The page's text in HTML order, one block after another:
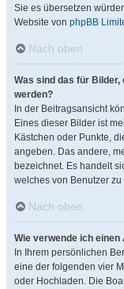
Sie es übersetzen
Website von phpBB
Nach oben
Was sind das für
werden?
In der Beitragsansicht
Eines dieser Bilder ist
Kästchen oder Punkte,
angeben. Das andere,
bezeichnet. Es handelt
welches von Benutzer
Nach oben
Wie verwende ich einen
In Ihrem persönlichen
eine der folgenden vier
oder Hochladen. Die